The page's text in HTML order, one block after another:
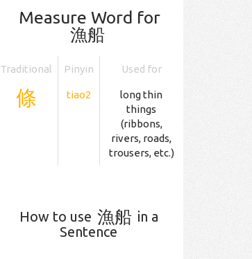
Measure Word for
漁船
Traditional Pinyin Used for
條 tiao2
long thin
things
(ribbons,
rivers, roads,
trousers, etc.)
How to use 漁船 in a
Sentence